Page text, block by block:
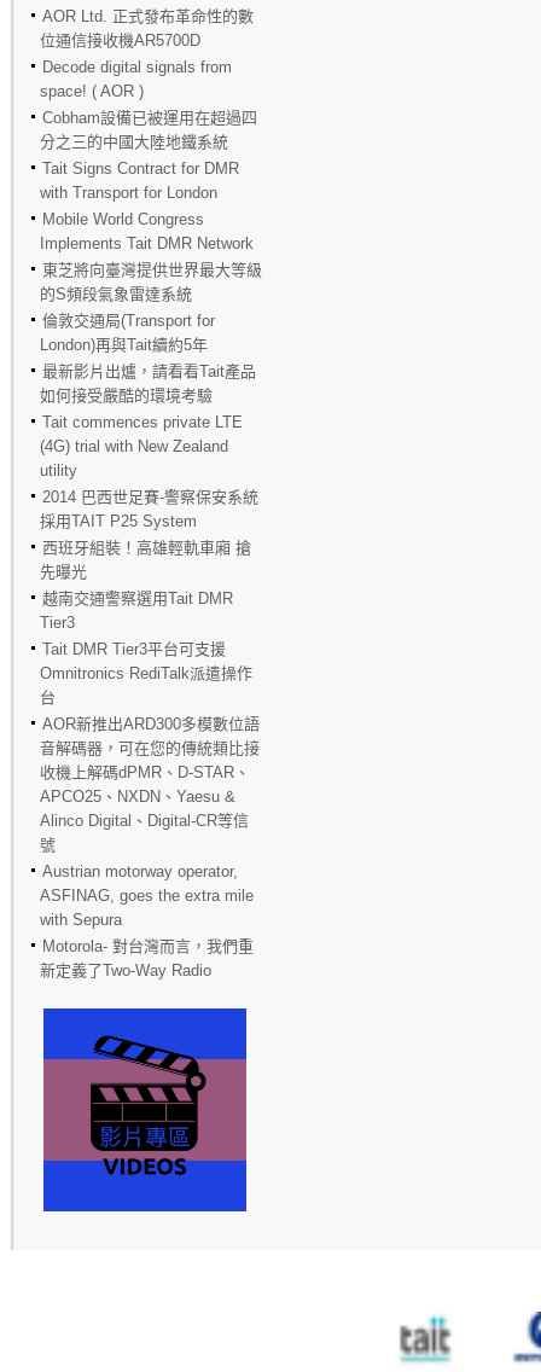
AOR Ltd. 正式發布革命性的數
位通信接收機AR5700D
Decode digital signals from
space! ( AOR )
Cobham設備已被運用在超過四
分之三的中國大陸地鐵系統
Tait Signs Contract for DMR
with Transport for London
Mobile World Congress
Implements Tait DMR Network
東芝將向臺灣提供世界最大等級
的S頻段氣象雷達系統
倫敦交通局(Transport for
London)再與Tait續約5年
最新影片出爐，請看看Tait產品
如何接受嚴酷的環境考驗
Tait commences private LTE
(4G) trial with New Zealand
utility
2014 巴西世足賽-警察保安系統
採用TAIT P25 System
西班牙組裝！高雄輕軌車廂 搶
先曝光
越南交通警察選用Tait DMR
Tier3
Tait DMR Tier3平台可支援
Omnitronics RediTalk派遣操作
台
AOR新推出ARD300多模數位語
音解碼器，可在您的傳統類比接
收機上解碼dPMR、D-STAR、
APCO25、NXDN、Yaesu &
Alinco Digital、Digital-CR等信
號
Austrian motorway operator,
ASFINAG, goes the extra mile
with Sepura
Motorola- 對台灣而言，我們重
新定義了Two-Way Radio